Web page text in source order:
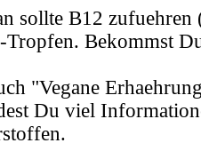
sollte B12 zufuehren
Bekommst
"Vegane
Du viel